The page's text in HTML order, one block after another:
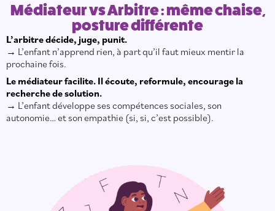
Médiateur vs Arbitre : même chaise,
posture différente
L’arbitre décide, juge, punit.
→ L’enfant n’apprend rien, à part qu’il faut mieux mentir la
prochaine fois.
Le médiateur facilite. Il écoute, reformule, encourage la
recherche de solution.
→ L’enfant développe ses compétences sociales, son
autonomie… et son empathie (si, si, c’est possible).